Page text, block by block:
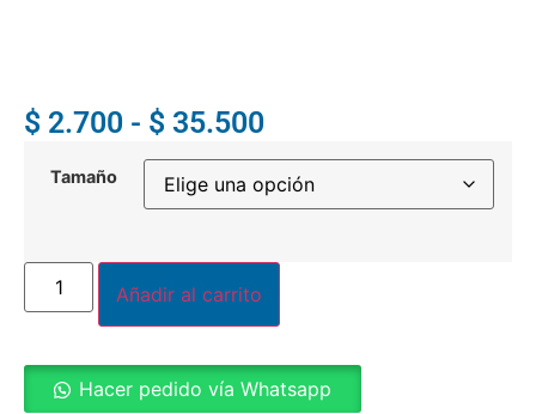
$ 2.700 - $ 35.500
Tamaño
Añadir al carrito
Hacer pedido vía Whatsapp